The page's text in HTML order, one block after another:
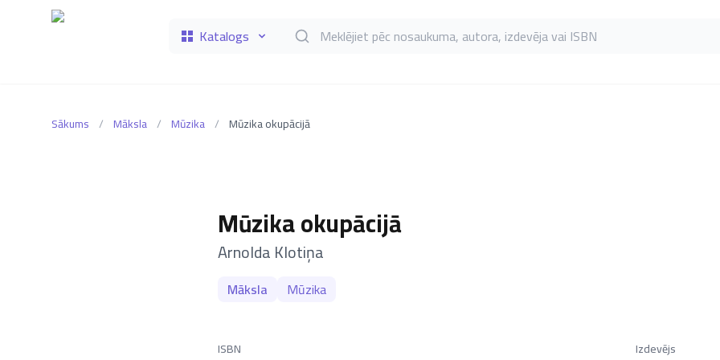
Katalogs Meklēt grāmatas pēc nosaukuma, autora, izdevēja vai ISBN
Sākums / Māksla / Mūzika / Mūzika okupācijā
Mūzika okupācijā
–
Arnolda Klotiņa
Māksla Mūzika
ISBN Izdevējs